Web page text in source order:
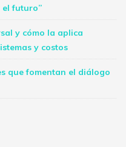
el futuro”
y cómo la aplica
y costos
que fomentan el diálogo